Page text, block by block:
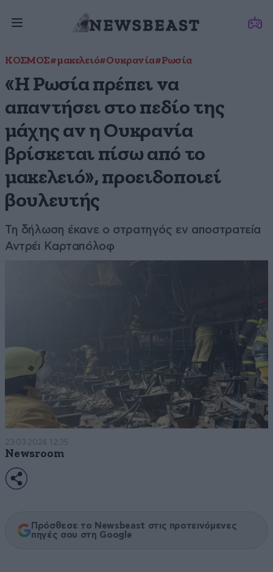
ΚΟΣΜΟΣ#μακελειό#Ουκρανία#Ρωσία
«Η Ρωσία πρέπει να
απαντήσει στο πεδίο της
μάχης αν η Ουκρανία
βρίσκεται πίσω από το
μακελειό», προειδοποιεί
βουλευτής
Τη δήλωση έκανε ο στρατηγός εν αποστρατεία
Αντρέι Καρταπόλοφ
23·03·2024 12:35
Newsroom
Πρόσθεσε το Newsbeast στις προτεινόμενες
πηγές σου στη Google